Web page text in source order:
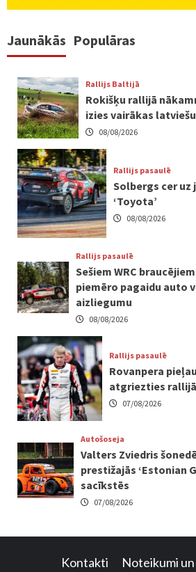
Jaunākās Populāras
Rallijs Baltijā
Rokišķu rallijā
izies vairākas
08/08/2026
Rallijs pasaulē
Solbergs cer uz
‘Toyota’
08/08/2026
Rallijs pasaulē
Sešiem WRC
piemēro pagaidu auto
aizliegumu
08/08/2026
Rallijs pasaulē
Rovanpera
atgriezties rallijā
07/08/2026
Autošoseja
Valters Zviedris
prestižajās ‘Estonian
sacīkstēs
07/08/2026
Kontakti Noteikumi